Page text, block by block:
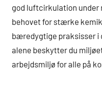
god luftcirkulation under
behovet for stærke
bæredygtige praksisser i
alene beskytter du
arbejdsmiljø for alle på